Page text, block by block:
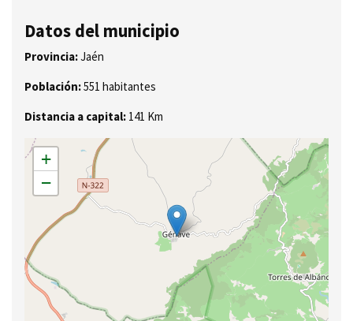
Datos del municipio
Provincia:Jaén
Población:551 habitantes
Distancia a capital: 141 Km
+
−